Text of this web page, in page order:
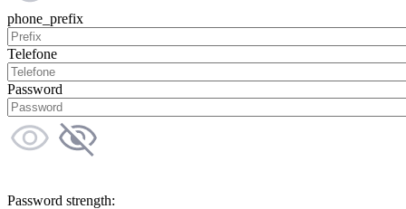
phone_prefix
Telefone
Password
Password strength: